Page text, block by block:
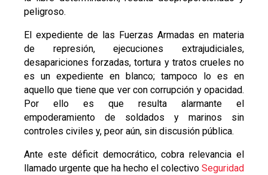
peligroso.
El expediente de las Fuerzas Armadas en materia
de represión, ejecuciones extrajudiciales,
desapariciones forzadas, tortura y tratos crueles no
es un expediente en blanco; tampoco lo es en
aquello que tiene que ver con corrupción y opacidad.
Por ello es que resulta alarmante el
empoderamiento de soldados y marinos sin
controles civiles y, peor aún, sin discusión pública.
Ante este déficit democrático, cobra relevancia el
llamado urgente que ha hecho el colectivoSeguridad